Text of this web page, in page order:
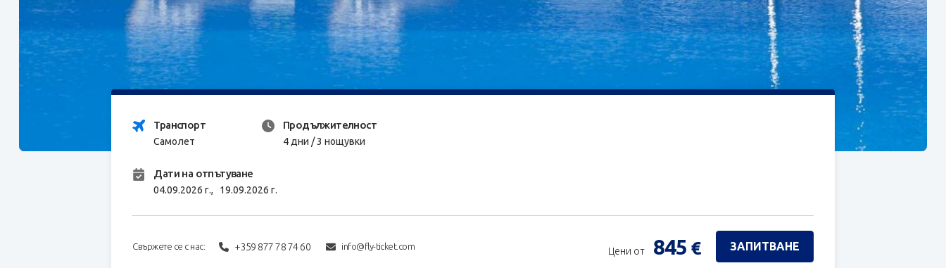
Транспорт
Самолет
Продължителност
4 дни / 3 нощувки
Дати на отпътуване
04.09.2026 г., 19.09.2026 г.
Свържете се с нас: +359 877 78 74 60 info@fly-ticket.com Цени от 845 € ЗАПИТВАНЕ